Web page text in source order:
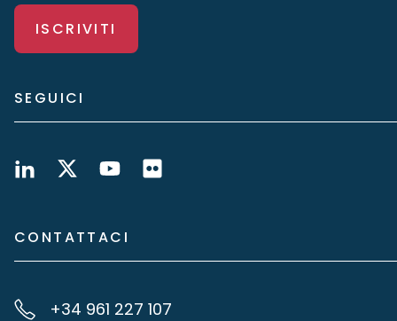
ISCRIVITI
SEGUICI
CONTATTACI
+34 961 227 107